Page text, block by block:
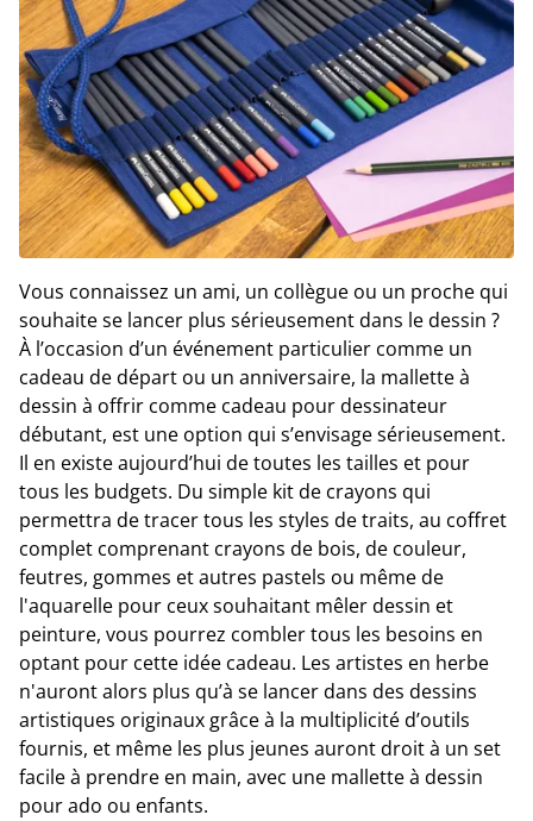
Vous connaissez un ami, un collègue ou un proche qui
souhaite se lancer plus sérieusement dans le dessin ?
À l’occasion d’un événement particulier comme un
cadeau de départ ou un anniversaire, la mallette à
dessin à offrir comme cadeau pour dessinateur
débutant, est une option qui s’envisage sérieusement.
Il en existe aujourd’hui de toutes les tailles et pour
tous les budgets. Du simple kit de crayons qui
permettra de tracer tous les styles de traits, au coffret
complet comprenant crayons de bois, de couleur,
feutres, gommes et autres pastels ou même de
l'aquarelle pour ceux souhaitant mêler dessin et
peinture, vous pourrez combler tous les besoins en
optant pour cette idée cadeau. Les artistes en herbe
n'auront alors plus qu’à se lancer dans des dessins
artistiques originaux grâce à la multiplicité d’outils
fournis, et même les plus jeunes auront droit à un set
facile à prendre en main, avec une mallette à dessin
pour ado ou enfants.